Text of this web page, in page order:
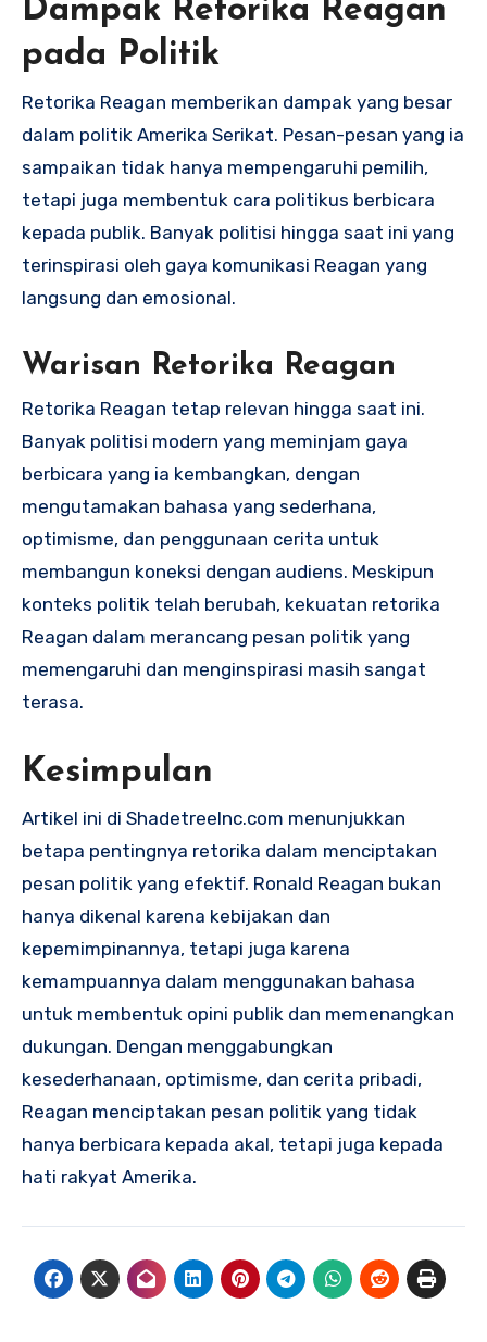
Dampak Retorika Reagan
pada Politik
Retorika Reagan memberikan dampak yang besar
dalam politik Amerika Serikat. Pesan-pesan yang ia
sampaikan tidak hanya mempengaruhi pemilih,
tetapi juga membentuk cara politikus berbicara
kepada publik. Banyak politisi hingga saat ini yang
terinspirasi oleh gaya komunikasi Reagan yang
langsung dan emosional.
Warisan Retorika Reagan
Retorika Reagan tetap relevan hingga saat ini.
Banyak politisi modern yang meminjam gaya
berbicara yang ia kembangkan, dengan
mengutamakan bahasa yang sederhana,
optimisme, dan penggunaan cerita untuk
membangun koneksi dengan audiens. Meskipun
konteks politik telah berubah, kekuatan retorika
Reagan dalam merancang pesan politik yang
memengaruhi dan menginspirasi masih sangat
terasa.
Kesimpulan
Artikel ini di ShadetreeInc.com menunjukkan
betapa pentingnya retorika dalam menciptakan
pesan politik yang efektif. Ronald Reagan bukan
hanya dikenal karena kebijakan dan
kepemimpinannya, tetapi juga karena
kemampuannya dalam menggunakan bahasa
untuk membentuk opini publik dan memenangkan
dukungan. Dengan menggabungkan
kesederhanaan, optimisme, dan cerita pribadi,
Reagan menciptakan pesan politik yang tidak
hanya berbicara kepada akal, tetapi juga kepada
hati rakyat Amerika.